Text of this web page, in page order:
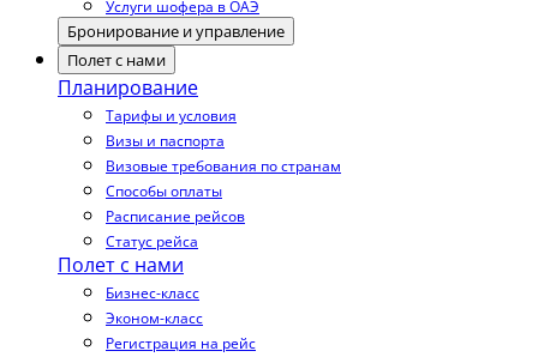
Услуги шофера в ОАЭ
Бронирование и управление
Полет с нами
Планирование
Тарифы и условия
Визы и паспорта
Визовые требования по странам
Способы оплаты
Расписание рейсов
Статус рейса
Полет с нами
Бизнес-класс
Эконом-класс
Регистрация на рейс